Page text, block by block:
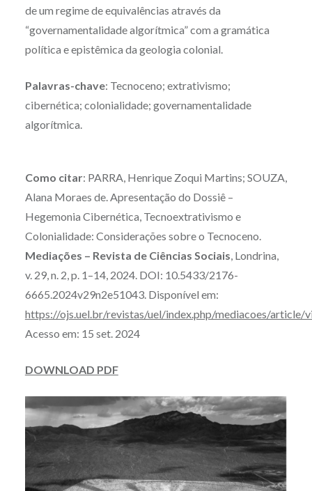
de um regime de equivalências através da
“governamentalidade algorítmica” com a gramática
política e epistêmica da geologia colonial.
Palavras-chave: Tecnoceno; extrativismo;
cibernética; colonialidade; governamentalidade
algorítmica.
Como citar: PARRA, Henrique Zoqui Martins; SOUZA,
Alana Moraes de. Apresentação do Dossiê –
Hegemonia Cibernética, Tecnoextrativismo e
Colonialidade: Considerações sobre o Tecnoceno.
Mediações – Revista de Ciências Sociais, Londrina,
v. 29, n. 2, p. 1–14, 2024. DOI: 10.5433/2176-
6665.2024v29n2e51043. Disponível em:
https://ojs.uel.br/revistas/uel/index.php/mediacoes/article/
Acesso em: 15 set. 2024
DOWNLOAD PDF